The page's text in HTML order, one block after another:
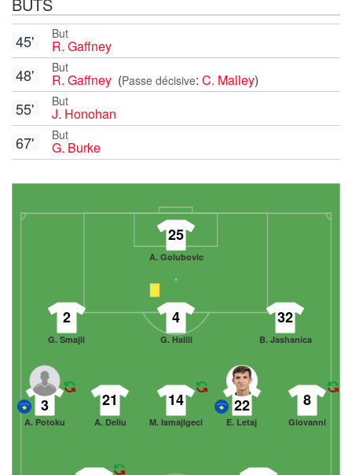
But
R. Gaffney
45'
But
R. Gaffney (Passe décisive: C. Malley)
48'
But
J. Honohan
55'
But
G. Burke
67'
25
A. Golubovic
32
B. Jashanica
4
G. Halili
2
G. Smajli
8
Giovanni
22
E. Letaj
14
M. Ismajlgeci
21
A. Deliu
3
A. Potoku